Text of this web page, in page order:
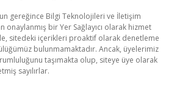
gereğince Bilgi Teknolojileri ve İletişim
onaylanmış bir Yer Sağlayıcı olarak hizmet
sitedeki içerikleri proaktif olarak denetleme
bulunmamaktadır. Ancak, üyelerimiz
taşımakta olup, siteye üye olarak
sayılırlar.